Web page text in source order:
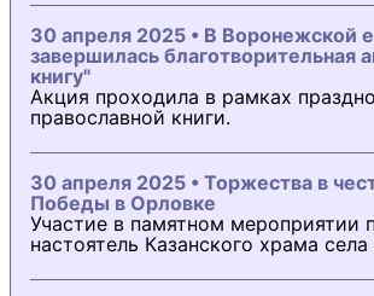
30 апреля 2025 • В Воронежской
завершилась благотворительная
книгу"
Акция проходила в рамках
православной книги.
30 апреля 2025 • Торжества в
Победы в Орловке
Участие в памятном мероприятии
настоятель Казанского храма